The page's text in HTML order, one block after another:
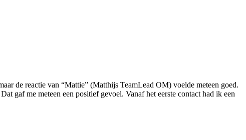
de reactie van “Mattie” (Matthijs TeamLead OM) voelde meteen goed.
gaf me meteen een positief gevoel. Vanaf het eerste contact had ik een